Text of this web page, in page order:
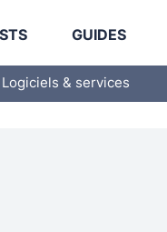
GUIDES
Logiciels & services